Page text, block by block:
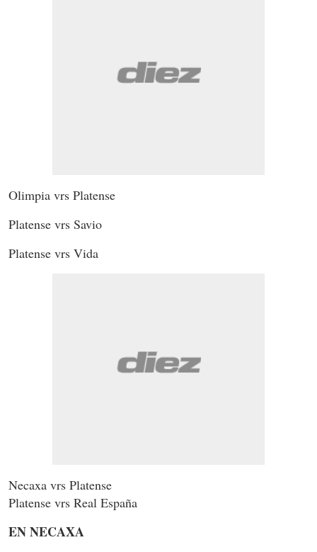
Olimpia vrs Platense
Platense vrs Savio
Platense vrs Vida
Necaxa vrs Platense
Platense vrs Real España
EN NECAXA